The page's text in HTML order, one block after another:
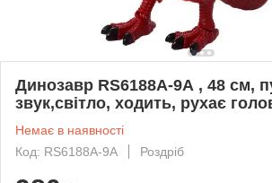
Динозавр RS6188A-9А , 48 см,
звук,світло, ходить, рухає
Немає в наявності
Код: RS6188A-9А
Роздріб